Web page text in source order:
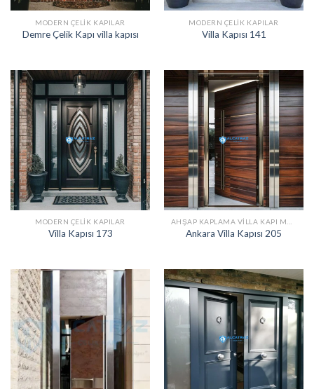
MODERN ÇELIK KAPILAR
Demre Çelik Kapı villa kapısı
MODERN ÇELIK KAPILAR
Villa Kapısı 141
MODERN ÇELIK KAPILAR
Villa Kapısı 173 Ankara Villa Kapısı 205